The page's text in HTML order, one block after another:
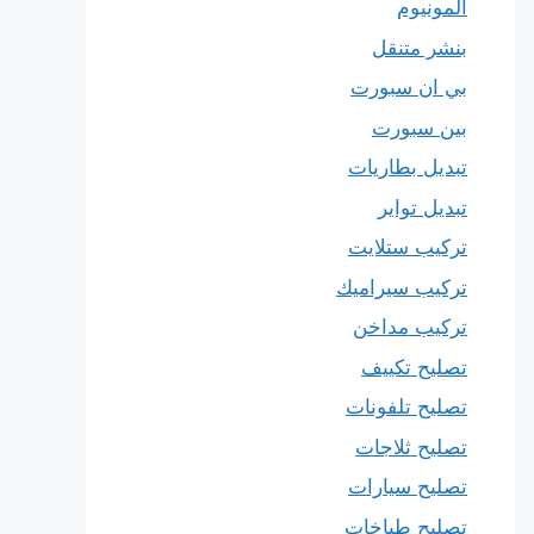
المونيوم
بنشر متنقل
بي ان سبورت
بين سبورت
تبديل بطاريات
تبديل تواير
تركيب ستلايت
تركيب سيراميك
تركيب مداخن
تصليح تكييف
تصليح تلفونات
تصليح ثلاجات
تصليح سيارات
تصليح طباخات